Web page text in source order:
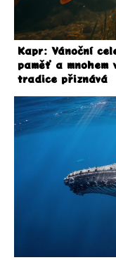
Kapr: Vánoční
paměť a
tradice přiznává